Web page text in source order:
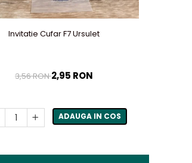
Invitatie Cufar F7 Ursulet
3,56 RON2,95 RON
ADAUGA IN COS